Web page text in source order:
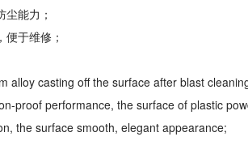
能力；
于维修；
alloy casting off the surface after blast
proof performance, the surface of plastic
the surface smooth, elegant appearance;